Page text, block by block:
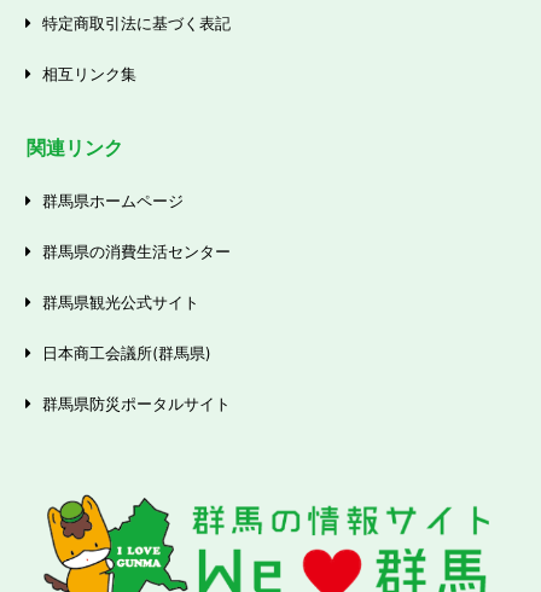
特定商取引法に基づく表記
相互リンク集
関連リンク
群馬県ホームページ
群馬県の消費生活センター
群馬県観光公式サイト
日本商工会議所(群馬県)
群馬県防災ポータルサイト